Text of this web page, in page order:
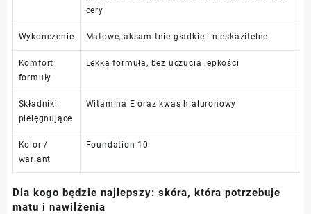
cery
Wykończenie Matowe, aksamitnie gładkie i nieskazitelne
Komfort
formuły
Lekka formuła, bez uczucia lepkości
Składniki
pielęgnujące
Witamina E oraz kwas hialuronowy
Kolor /
wariant
Foundation 10
Dla kogo będzie najlepszy: skóra, która potrzebuje
matu i nawilżenia